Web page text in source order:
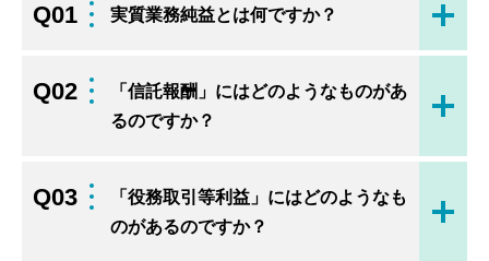
Q01 実質業務純益とは何ですか？ 開く
Q02
「信託報酬」にはどのようなものがあ
るのですか？
開く
Q03
「役務取引等利益」にはどのようなも
のがあるのですか？
開く